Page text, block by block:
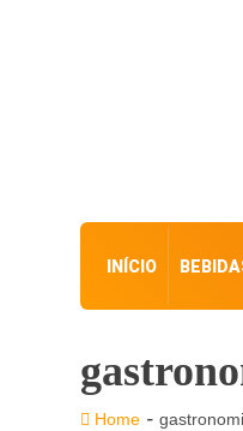
INÍCIO
Home -